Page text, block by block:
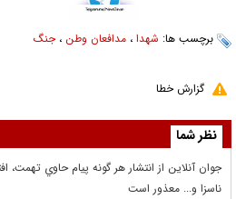
برچسب ها: شهدا ، مدافعان وطن ،جنگ
گزارش خطا
نظر شما
جوان آنلاين از انتشار هر گونه پيام حاوي تهمت،
ناسزا و... معذور است